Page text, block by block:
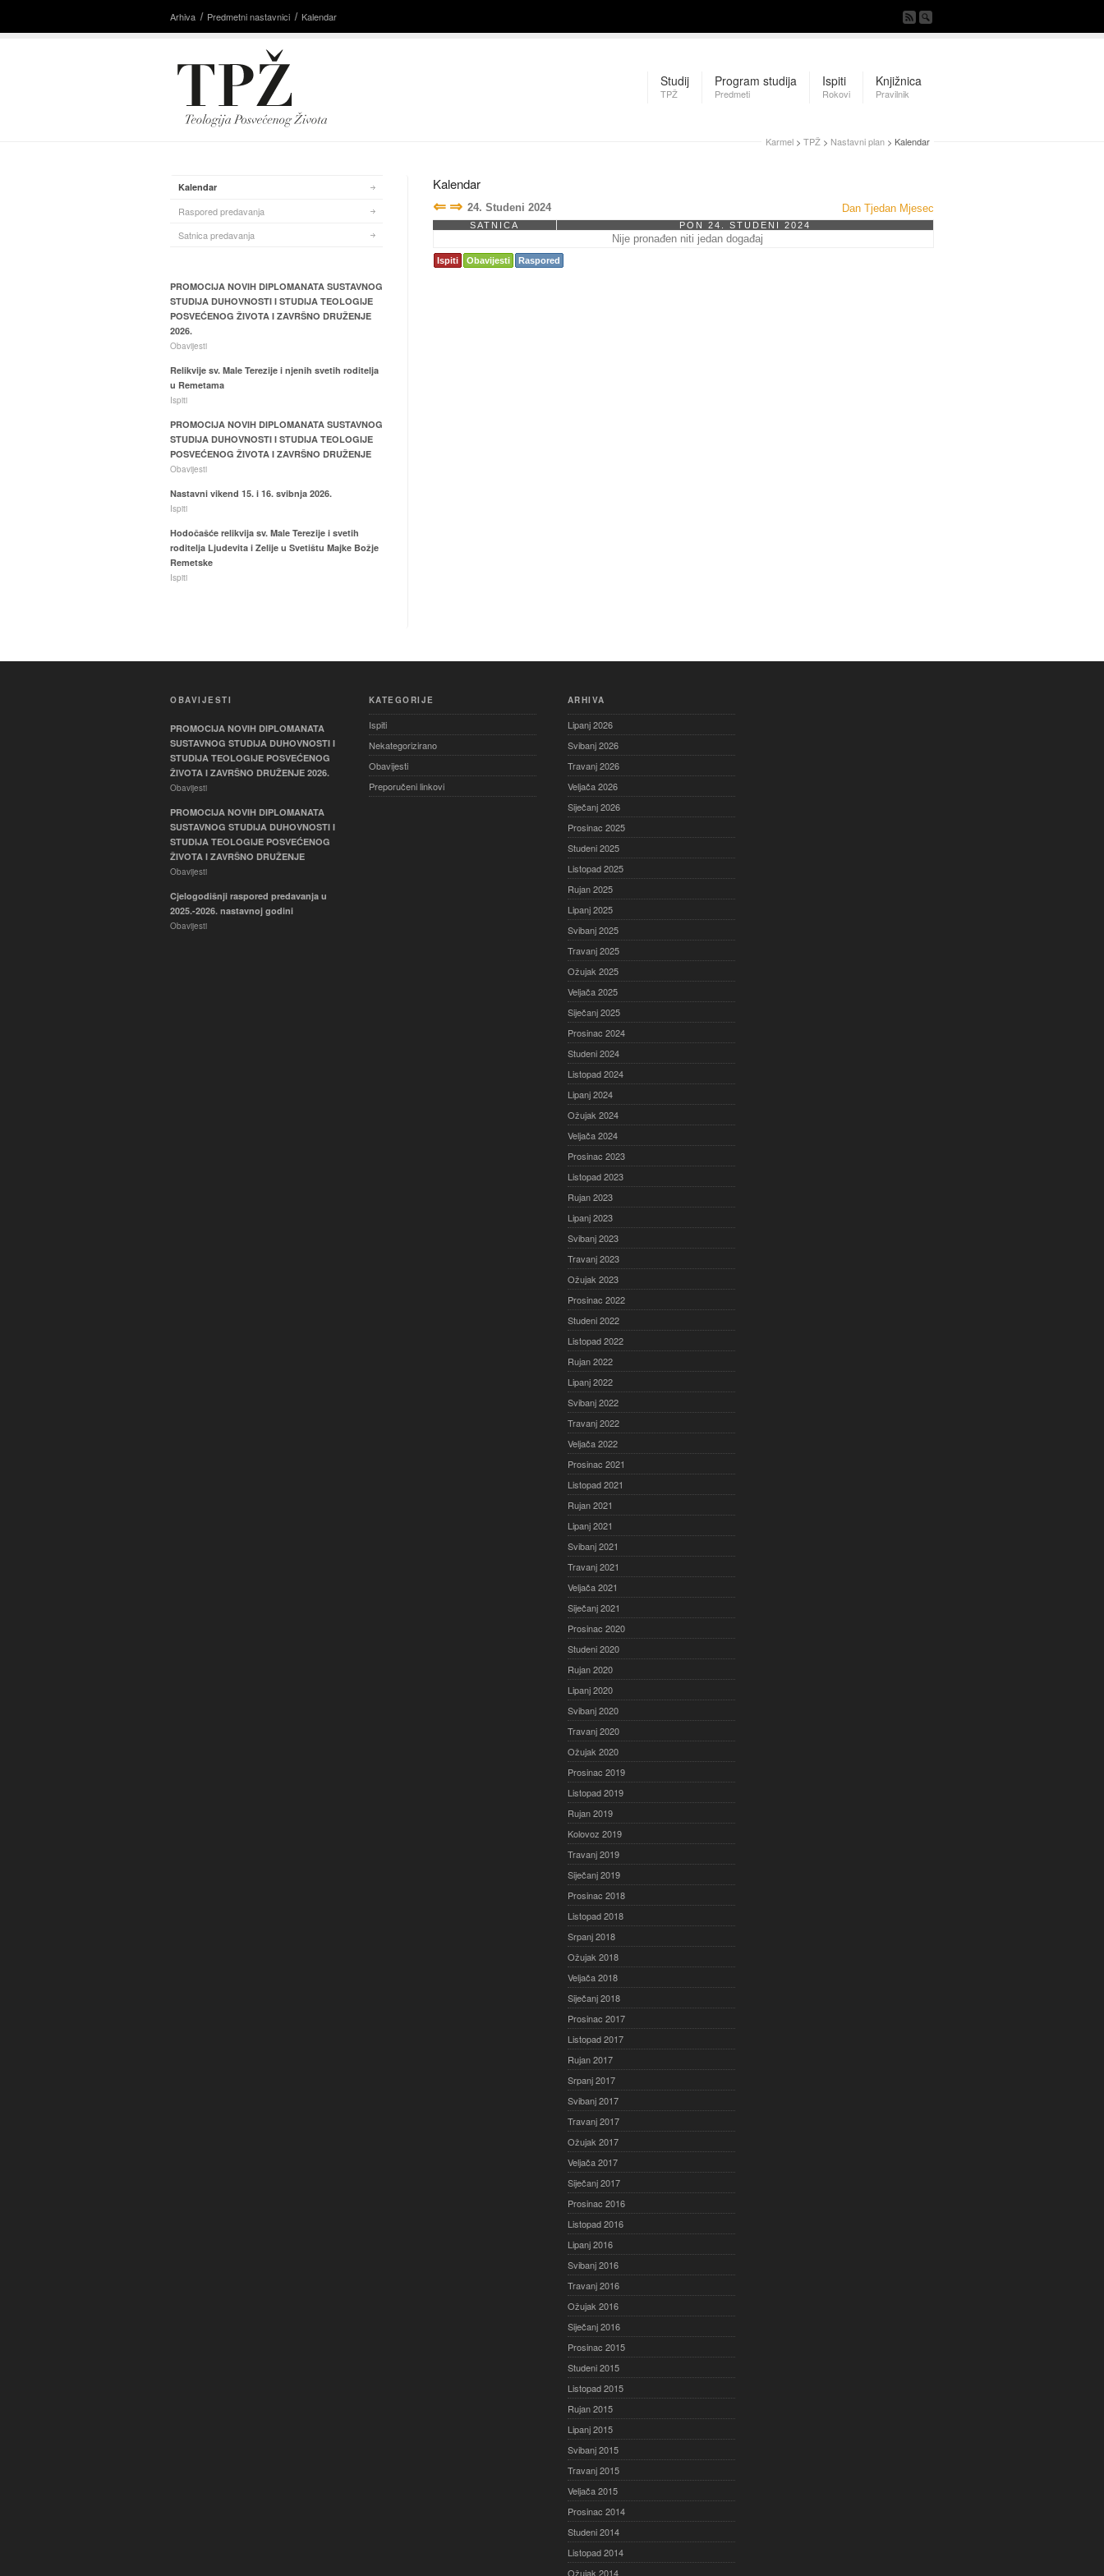
Arhiva Predmetni nastavnici Kalendar
Studij
TPŽ
Program studija
Predmeti
Ispiti
Rokovi
Knjižnica
Pravilnik
Karmel > TPŽ > Nastavni plan > Kalendar
Kalendar
⇐ ⇒ 24. Studeni 2024 Dan Tjedan Mjesec
SATNICA PON 24. STUDENI 2024
Nije pronađen niti jedan događaj
Ispiti Obavijesti Raspored
Kalendar
Raspored predavanja
Satnica predavanja
PROMOCIJA NOVIH DIPLOMANATA SUSTAVNOG
STUDIJA DUHOVNOSTI I STUDIJA TEOLOGIJE
POSVEĆENOG ŽIVOTA I ZAVRŠNO DRUŽENJE
2026.
Obavijesti
Relikvije sv. Male Terezije i njenih svetih roditelja
u Remetama
Ispiti
PROMOCIJA NOVIH DIPLOMANATA SUSTAVNOG
STUDIJA DUHOVNOSTI I STUDIJA TEOLOGIJE
POSVEĆENOG ŽIVOTA I ZAVRŠNO DRUŽENJE
Obavijesti
Nastavni vikend 15. i 16. svibnja 2026.
Ispiti
Hodočašće relikvija sv. Male Terezije i svetih
roditelja Ljudevita i Zelije u Svetištu Majke Božje
Remetske
Ispiti
OBAVIJESTI
PROMOCIJA NOVIH DIPLOMANATA
SUSTAVNOG STUDIJA DUHOVNOSTI I
STUDIJA TEOLOGIJE POSVEĆENOG
ŽIVOTA I ZAVRŠNO DRUŽENJE 2026.
Obavijesti
PROMOCIJA NOVIH DIPLOMANATA
SUSTAVNOG STUDIJA DUHOVNOSTI I
STUDIJA TEOLOGIJE POSVEĆENOG
ŽIVOTA I ZAVRŠNO DRUŽENJE
Obavijesti
Cjelogodišnji raspored predavanja u
2025.-2026. nastavnoj godini
Obavijesti
KATEGORIJE
Ispiti
Nekategorizirano
Obavijesti
Preporučeni linkovi
ARHIVA
Lipanj 2026
Svibanj 2026
Travanj 2026
Veljača 2026
Siječanj 2026
Prosinac 2025
Studeni 2025
Listopad 2025
Rujan 2025
Lipanj 2025
Svibanj 2025
Travanj 2025
Ožujak 2025
Veljača 2025
Siječanj 2025
Prosinac 2024
Studeni 2024
Listopad 2024
Lipanj 2024
Ožujak 2024
Veljača 2024
Prosinac 2023
Listopad 2023
Rujan 2023
Lipanj 2023
Svibanj 2023
Travanj 2023
Ožujak 2023
Prosinac 2022
Studeni 2022
Listopad 2022
Rujan 2022
Lipanj 2022
Svibanj 2022
Travanj 2022
Veljača 2022
Prosinac 2021
Listopad 2021
Rujan 2021
Lipanj 2021
Svibanj 2021
Travanj 2021
Veljača 2021
Siječanj 2021
Prosinac 2020
Studeni 2020
Rujan 2020
Lipanj 2020
Svibanj 2020
Travanj 2020
Ožujak 2020
Prosinac 2019
Listopad 2019
Rujan 2019
Kolovoz 2019
Travanj 2019
Siječanj 2019
Prosinac 2018
Listopad 2018
Srpanj 2018
Ožujak 2018
Veljača 2018
Siječanj 2018
Prosinac 2017
Listopad 2017
Rujan 2017
Srpanj 2017
Svibanj 2017
Travanj 2017
Ožujak 2017
Veljača 2017
Siječanj 2017
Prosinac 2016
Listopad 2016
Lipanj 2016
Svibanj 2016
Travanj 2016
Ožujak 2016
Siječanj 2016
Prosinac 2015
Studeni 2015
Listopad 2015
Rujan 2015
Lipanj 2015
Svibanj 2015
Travanj 2015
Veljača 2015
Prosinac 2014
Studeni 2014
Listopad 2014
Ožujak 2014